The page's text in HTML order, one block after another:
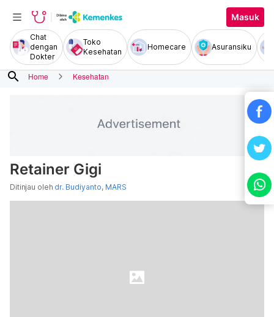
Masuk
Chat
dengan
Dokter
Toko
Kesehatan
Homecare Asuransiku
search Home Kesehatan
Retainer Gigi
Ditinjau oleh dr. Budiyanto, MARS